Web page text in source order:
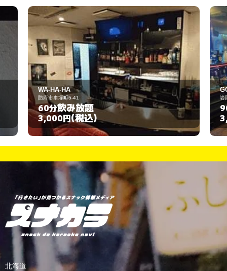
GOOD TIMES
岩国市麻里布町3-19-8
90分飲み放題
3,000円(税込)
北海道